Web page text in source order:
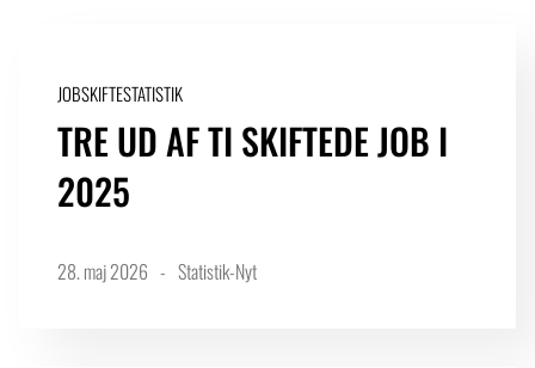
JOBSKIFTESTATISTIK
TRE UD AF TI SKIFTEDE JOB I
2025
28. maj 2026 Statistik-Nyt